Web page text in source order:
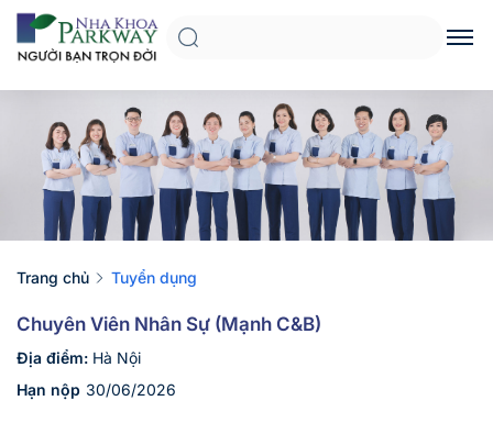
Trang chủ Tuyển dụng
Chuyên Viên Nhân Sự (Mạnh C&B)
Địa điểm: Hà Nội
Hạn nộp 30/06/2026